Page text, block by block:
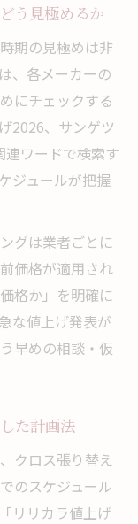
う見極めるか
期の見極めは非
、各メーカーの
にチェックする
2026、サンゲツ
ワードで検索す
ジュールが把握
グは業者ごとに
価格が適用され
格か」を明確に
な値上げ発表が
早めの相談・仮
た計画法
クロス張り替え
のスケジュール
リリカラ値上げ